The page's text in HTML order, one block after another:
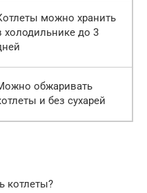
можно хранить
холодильнике до 3
обжаривать
и без сухарей
котлеты?